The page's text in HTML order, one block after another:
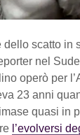
dello scatto in
nel
operò per
23 anni
quasi in
l’evolversi